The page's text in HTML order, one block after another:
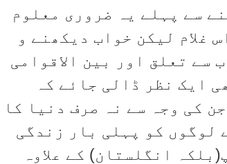
سے پہلے یہ ضروری معلوم
غلام لیکن خواب دیکھنے و
سے تعلق اور بین الاقوامی
ایک نظر ڈالی جائے کہ
کی وجہ سے نہ صرف دنیا کا
لوگوں کو پہلی بار زندگی
انگلستان) کے علاوہ